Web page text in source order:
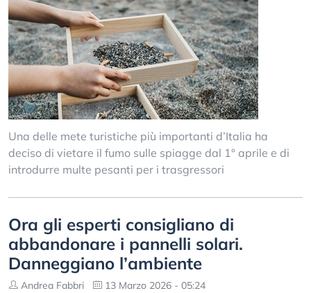
Una delle mete turistiche più importanti d’Italia ha
deciso di vietare il fumo sulle spiagge dal 1° aprile e di
introdurre multe pesanti per i trasgressori
Ora gli esperti consigliano di
abbandonare i pannelli solari.
Danneggiano l’ambiente
Andrea Fabbri 13 Marzo 2026 - 05:24